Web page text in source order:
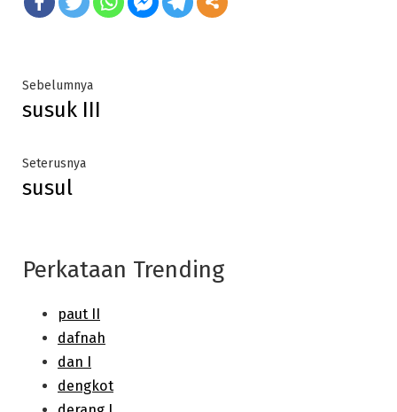
Post
navigation
SebelumnyaPrevious
post:
susuk III
SeterusnyaNext
susul
Perkataan Trending